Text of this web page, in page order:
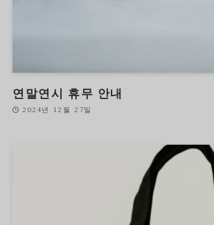
연말연시 휴무 안내
2024년 12월 27일